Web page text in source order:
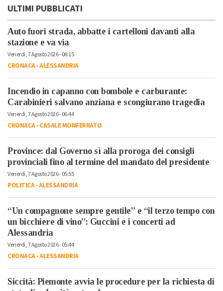
ULTIMI PUBBLICATI
Auto fuori strada, abbatte i cartelloni davanti alla
stazione e va via
Venerdì, 7 Agosto 2026 - 08:15
CRONACA-ALESSANDRIA
Incendio in capanno con bombole e carburante:
Carabinieri salvano anziana e scongiurano tragedia
Venerdì, 7 Agosto 2026 - 06:44
CRONACA-CASALE MONFERRATO
Province: dal Governo sì alla proroga dei consigli
provinciali fino al termine del mandato del presidente
Venerdì, 7 Agosto 2026 - 05:55
POLITICA-ALESSANDRIA
“Un compagnone sempre gentile” e “il terzo tempo con
un bicchiere di vino”: Guccini e i concerti ad
Alessandria
Venerdì, 7 Agosto 2026 - 05:44
CRONACA-ALESSANDRIA
Siccità: Piemonte avvia le procedure per la richiesta di